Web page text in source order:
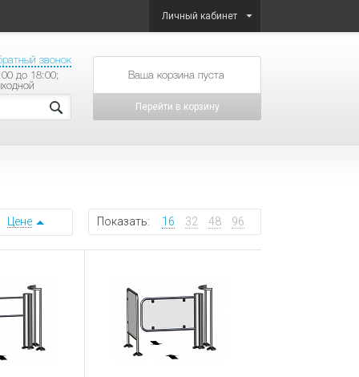
Личный кабинет
звонок
до 18:00;
товаров на сумму
Перейти в корзину
Показать: 16 32 48 96
Цене